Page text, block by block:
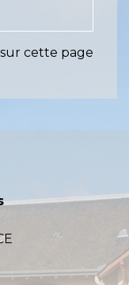
cette page